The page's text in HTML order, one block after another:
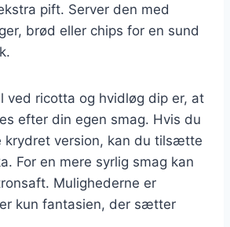
pift. Server den med
brød eller chips for en sund
ved ricotta og hvidløg dip er, at
efter din egen smag. Hvis du
krydret version, kan du tilsætte
For en mere syrlig smag kan
Mulighederne er
kun fantasien, der sætter